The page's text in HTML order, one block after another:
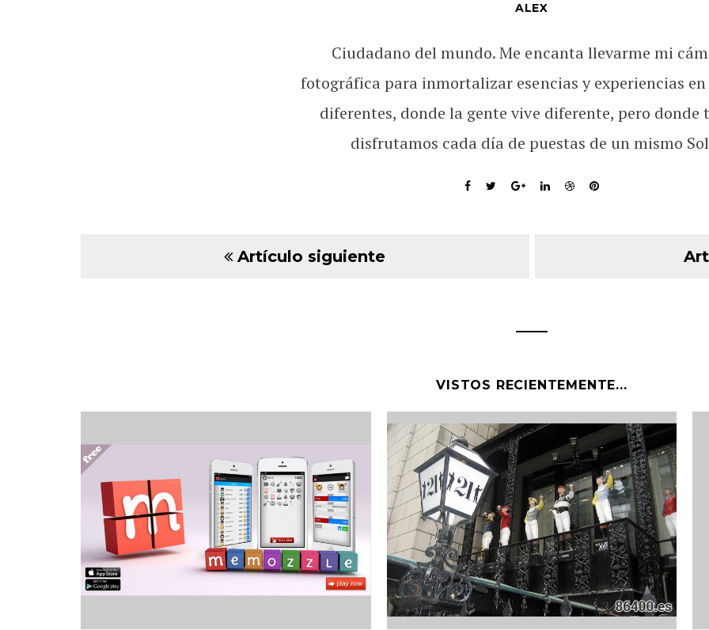
ALEX
Ciudadano del mundo. Me encanta llevarme mi
fotográfica para inmortalizar esencias y experiencias en
diferentes, donde la gente vive diferente, pero donde
disfrutamos cada día de puestas de un mismo
Artículo siguiente
VISTOS RECIENTEMENTE...